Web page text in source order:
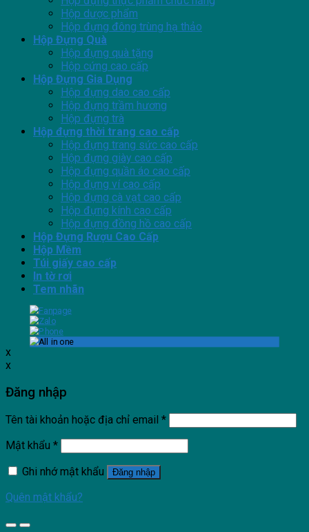
Hộp dược phẩm
Hộp đựng đông trùng hạ thảo
Hộp Đựng Quà
Hộp đựng quà tặng
Hộp cứng cao cấp
Hộp Đựng Gia Dụng
Hộp đựng dao cao cấp
Hộp đựng trầm hương
Hộp đựng trà
Hộp đựng thời trang cao cấp
Hộp đựng trang sức cao cấp
Hộp đựng giày cao cấp
Hộp đựng quần áo cao cấp
Hộp đựng ví cao cấp
Hộp đựng cà vạt cao cấp
Hộp đựng kính cao cấp
Hộp đựng đồng hồ cao cấp
Hộp Đựng Rượu Cao Cấp
Hộp Mềm
Túi giấy cao cấp
In tờ rơi
Tem nhãn
x
x
Đăng nhập
Tên tài khoản hoặc địa chỉ email *
Mật khẩu *
Ghi nhớ mật khẩu
Đăng nhập
Quên mật khẩu?